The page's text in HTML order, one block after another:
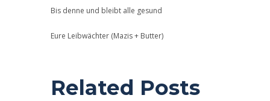
Bis denne und bleibt alle gesund
Eure Leibwächter (Mazis + Butter)
Related Posts